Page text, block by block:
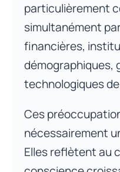
particulièrement
simultanément
financières,
démographiques,
technologiques
Ces
nécessairement
Elles reflètent au